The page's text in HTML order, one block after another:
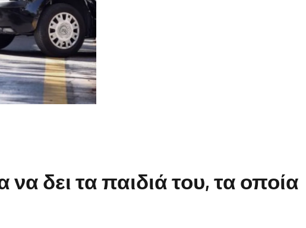
δει τα παιδιά του, τα οποία